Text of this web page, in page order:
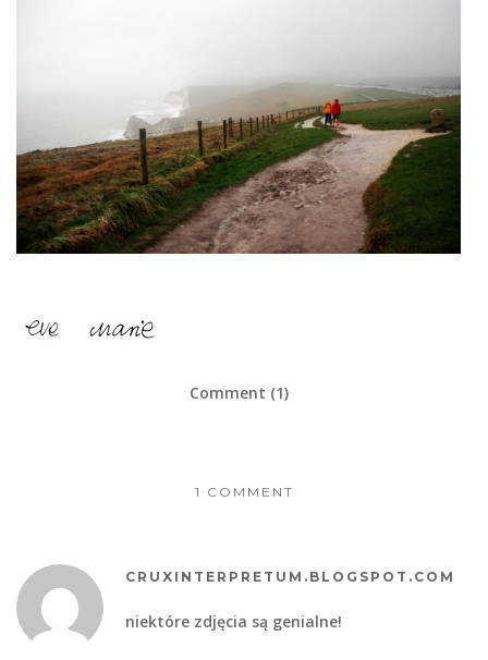
Comment (1)
1 COMMENT
CRUXINTERPRETUM.BLOGSPOT.COM
niektóre zdjęcia są genialne!